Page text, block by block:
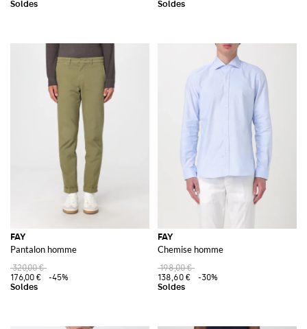
FAY
Pantalon homme
320,00 €
176,00 €
-45%
FAY
Chemise homme
198,00 €
138,60 €
-30%